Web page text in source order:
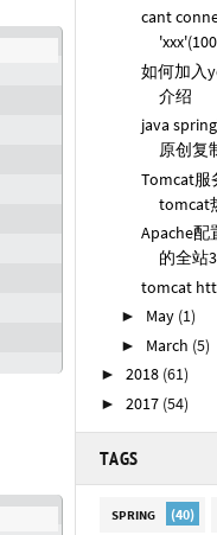
cant
如何加入
介绍
java
原创复
Tomcat
tomcat
Apache
的全站
tomcat
► May (1)
► March (5)
► 2018 (61)
► 2017 (54)
TAGS
SPRING (40)